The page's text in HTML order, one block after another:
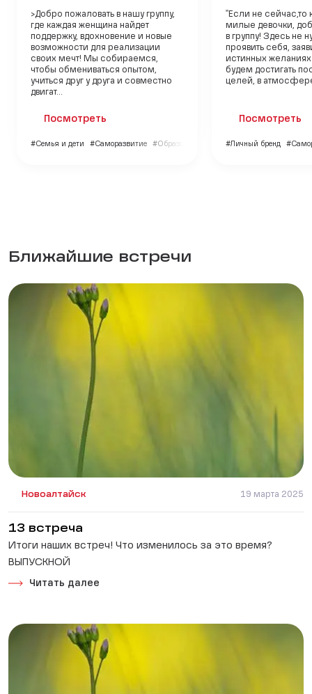
>Добро пожаловать в нашу группу,
где каждая женщина найдет
поддержку, вдохновение и новые
возможности для реализации
своих мечт! Мы собираемся,
чтобы обмениваться опытом,
учиться друг у друга и совместно
двигат...
Посмотреть
#Семья и дети #Саморазвитие #Образование
"Если не сейчас,то
милые девочки,
в группу! Здесь не
проявить себя,
истинных
будем достигать
целей, в
Посмотреть
#Личный бренд
Ближайшие встречи
Новоалтайск 19 марта 2025
13 встреча
Итоги наших встреч! Что изменилось за это время?
ВЫПУСКНОЙ
Читать далее